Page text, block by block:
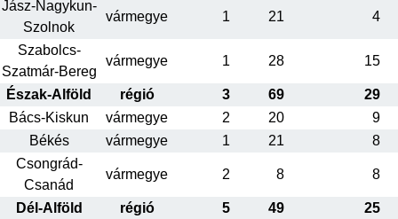
Jász-Nagykun-
Szolnok
vármegye 1 21 4
Szabolcs-
Szatmár-Bereg
vármegye 1 28 15
Észak-Alföld régió 3 69
29
Bács-Kiskun
vármegye 2 20
9
Békés
vármegye 1 21
8
Csongrád-
Csanád
vármegye 2 8 8
Dél-Alföld régió 5 49
25